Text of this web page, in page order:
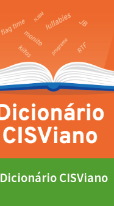
Dicionário CISViano